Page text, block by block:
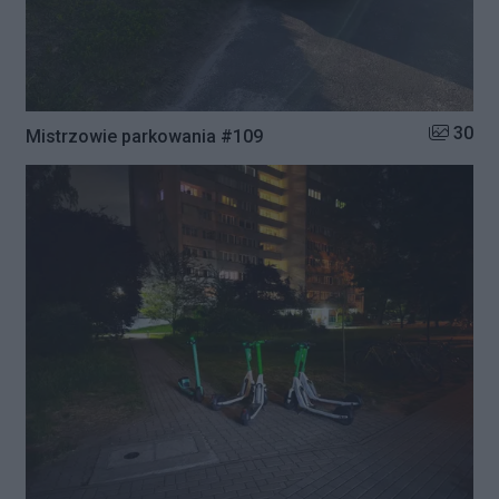
Mistrzowie parkowania #109 Liczba
30